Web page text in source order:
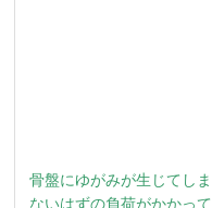
骨盤にゆがみが生じてし
ないはずの負荷がかかっ